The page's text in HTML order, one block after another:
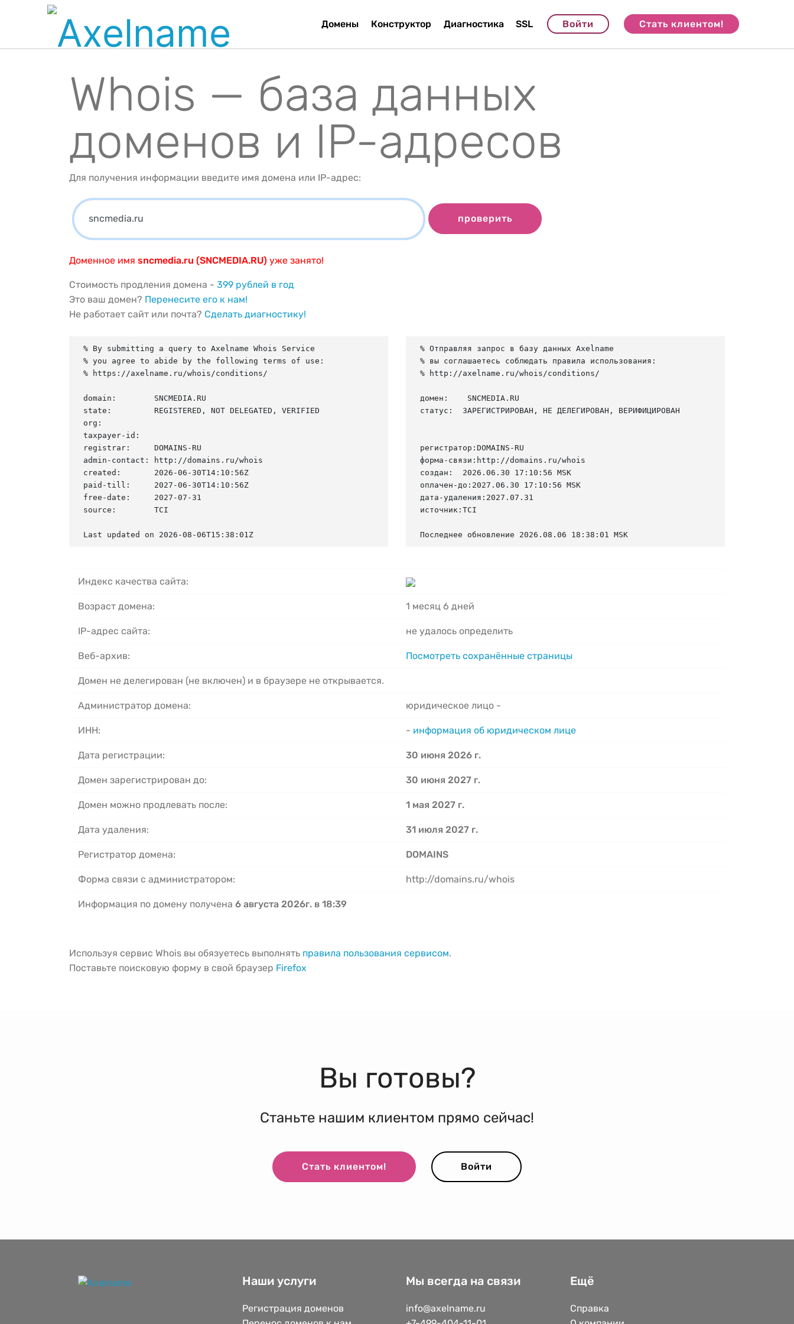
Домены Конструктор Диагностика SSL Войти Стать клиентом!
Whois — база данных
доменов и IP-адресов
Для получения информации введите имя домена или IP-адрес:
проверить
Доменное имя sncmedia.ru (SNCMEDIA.RU) уже занято!
Стоимость продления домена - 399 рублей в год
Это ваш домен? Перенесите его к нам!
Не работает сайт или почта? Сделать диагностику!
% By submitting a query to Axelname Whois Service
% you agree to abide by the following terms of use:
% https://axelname.ru/whois/conditions/
domain:        SNCMEDIA.RU
state:         REGISTERED, NOT DELEGATED, VERIFIED
org:
taxpayer-id:
registrar:     DOMAINS-RU
admin-contact: http://domains.ru/whois
created:       2026-06-30T14:10:56Z
paid-till:     2027-06-30T14:10:56Z
free-date:     2027-07-31
source:        TCI
Last updated on 2026-08-06T15:38:01Z
% Отправляя запрос в базу данных Axelname
% вы соглашаетесь соблюдать правила использования:
% http://axelname.ru/whois/conditions/
домен:    SNCMEDIA.RU
статус:  ЗАРЕГИСТРИРОВАН, НЕ ДЕЛЕГИРОВАН, ВЕРИФИЦИРОВАН
регистратор:DOMAINS-RU
форма-связи:http://domains.ru/whois
создан:  2026.06.30 17:10:56 MSK
оплачен-до:2027.06.30 17:10:56 MSK
дата-удаления:2027.07.31
источник:TCI
Последнее обновление 2026.08.06 18:38:01 MSK
Индекс качества сайта:
Возраст домена: 1 месяц 6 дней
IP-адрес сайта: не удалось определить
Веб-архив: Посмотреть сохранённые страницы
Домен не делегирован (не включен) и в браузере не открывается.
Администратор домена: юридическое лицо -
ИНН: - информация об юридическом лице
Дата регистрации: 30 июня 2026 г.
Домен зарегистрирован до: 30 июня 2027 г.
Домен можно продлевать после: 1 мая 2027 г.
Дата удаления: 31 июля 2027 г.
Регистратор домена: DOMAINS
Форма связи с администратором: http://domains.ru/whois
Информация по домену получена 6 августа 2026г. в 18:39
Используя сервис Whois вы обязуетесь выполнять правила пользования сервисом.
Поставьте поисковую форму в свой браузер Firefox
Вы готовы?
Станьте нашим клиентом прямо сейчас!
Стать клиентом! Войти
Наши услуги
Регистрация доменов
Мы всегда на связи
info@axelname.ru
Ещё
Справка